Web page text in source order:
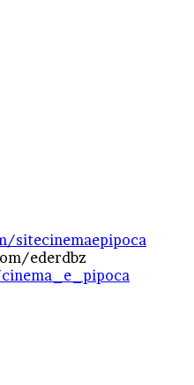
sitecinemaepipoca
ederdbz